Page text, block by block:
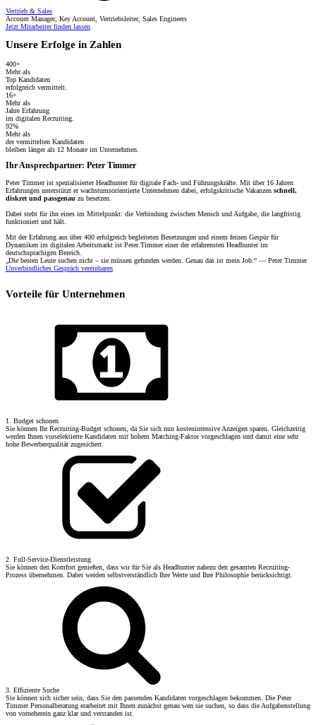
Vertrieb & Sales
Account Manager, Key Account, Vertriebsleiter, Sales Engineers
Jetzt Mitarbeiter finden lassen
Unsere Erfolge in Zahlen
400+
Mehr als
Top Kandidaten
erfolgreich vermittelt.
16+
Mehr als
Jahre Erfahrung
im digitalen Recruiting.
92%
Mehr als
der vermittelten Kandidaten
bleiben länger als 12 Monate im Unternehmen.
Ihr Ansprechpartner: Peter Timmer
Peter Timmer ist spezialisierter Headhunter für digitale Fach- und Führungskräfte. Mit über 16 Jahren
Erfahrungen unterstützt er wachstumsorientierte Unternehmen dabei, erfolgskritische Vakanzen schnell,
diskret und passgenau zu besetzen.
Dabei steht für ihn eines im Mittelpunkt: die Verbindung zwischen Mensch und Aufgabe, die langfristig
funktioniert und hält.
Mit der Erfahrung aus über 400 erfolgreich begleiteten Besetzungen und einem feinen Gespür für
Dynamiken im digitalen Arbeitsmarkt ist Peter Timmer einer der erfahrensten Headhunter im
deutschsprachigen Bereich.
„Die besten Leute suchen nicht – sie müssen gefunden werden. Genau das ist mein Job.“ — Peter Timmer
Unverbindliches Gespräch vereinbaren
Vorteile für Unternehmen
1. Budget schonen
Sie können Ihr Recruiting-Budget schonen, da Sie sich nun kostenintensive Anzeigen sparen. Gleichzeitig
werden Ihnen vorselektierte Kandidaten mit hohem Matching-Faktor vorgeschlagen und damit eine sehr
hohe Bewerberqualität zugesichert.
2. Full-Service-Dienstleistung
Sie können den Komfort genießen, dass wir für Sie als Headhunter nahezu den gesamten Recruiting-
Prozess übernehmen. Dabei werden selbstverständlich Ihre Werte und Ihre Philosophie berücksichtigt.
3. Effiziente Suche
Sie können sich sicher sein, dass Sie den passenden Kandidaten vorgeschlagen bekommen. Die Peter
Timmer Personalberatung erarbeitet mit Ihnen zunächst genau wen sie suchen, so dass die Aufgabenstellung
von vorneherein ganz klar und verstanden ist.